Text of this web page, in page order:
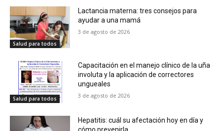
Salud para todos
Lactancia materna: tres consejos para
ayudar a una mamá
3 de agosto de 2026
Salud para todos
Capacitación en el manejo clínico de la uña
involuta y la aplicación de correctores
ungueales
3 de agosto de 2026
Hepatitis: cuál su afectación hoy en día y